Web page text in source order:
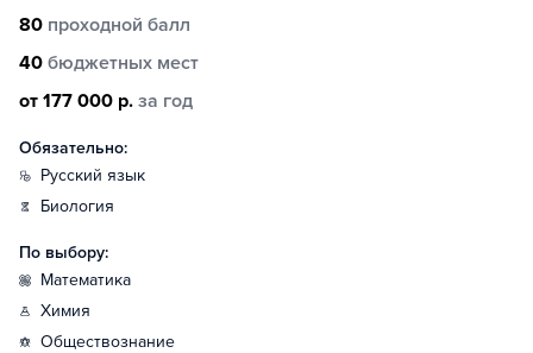
80 проходной балл
40 бюджетных мест
от 177 000 р. за год
Обязательно:
русский язык
биология
По выбору:
математика
химия
обществознание